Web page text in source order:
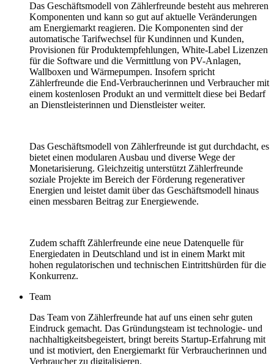
Das Geschäftsmodell von Zählerfreunde besteht aus mehreren
Komponenten und kann so gut auf aktuelle Veränderungen
am Energiemarkt reagieren. Die Komponenten sind der
automatische Tarifwechsel für Kundinnen und Kunden,
Provisionen für Produktempfehlungen, White-Label Lizenzen
für die Software und die Vermittlung von PV-Anlagen,
Wallboxen und Wärmepumpen. Insofern spricht
Zählerfreunde die End-Verbraucherinnen und Verbraucher mit
einem kostenlosen Produkt an und vermittelt diese bei Bedarf
an Dienstleisterinnen und Dienstleister weiter.
Das Geschäftsmodell von Zählerfreunde ist gut durchdacht, es
bietet einen modularen Ausbau und diverse Wege der
Monetarisierung. Gleichzeitig unterstützt Zählerfreunde
soziale Projekte im Bereich der Förderung regenerativer
Energien und leistet damit über das Geschäftsmodell hinaus
einen messbaren Beitrag zur Energiewende.
Zudem schafft Zählerfreunde eine neue Datenquelle für
Energiedaten in Deutschland und ist in einem Markt mit
hohen regulatorischen und technischen Eintrittshürden für die
Konkurrenz.
Team
Das Team von Zählerfreunde hat auf uns einen sehr guten
Eindruck gemacht. Das Gründungsteam ist technologie- und
nachhaltigkeitsbegeistert, bringt bereits Startup-Erfahrung mit
und ist motiviert, den Energiemarkt für Verbraucherinnen und
Verbraucher zu digitalisieren.